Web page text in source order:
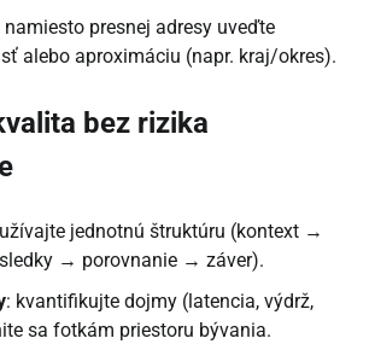
namiesto presnej adresy uveďte
alebo aproximáciu (napr. kraj/okres).
bez rizika
jednotnú štruktúru (kontext →
→ porovnanie → záver).
: kvantifikujte dojmy (latencia, výdrž,
sa fotkám priestoru bývania.